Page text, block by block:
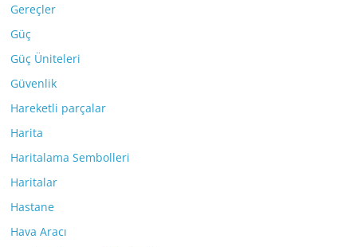
Gereçler
Güç
Güç Üniteleri
Güvenlik
Hareketli parçalar
Harita
Haritalama Sembolleri
Haritalar
Hastane
Hava Aracı